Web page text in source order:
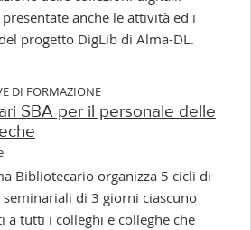
anche le attività ed i
progetto DigLib di Alma-DL.
DI FORMAZIONE
SBA per il personale delle
Bibliotecario organizza 5 cicli di
di 3 giorni ciascuno
a tutti i colleghi e colleghe che